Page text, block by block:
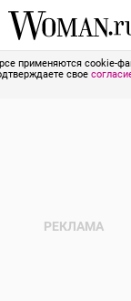
применяются cookie-
свое